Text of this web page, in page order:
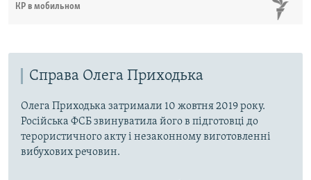
КР в мобильном
Справа Олега Приходька
Олега Приходька затримали 10 жовтня 2019 року.
Російська ФСБ звинуватила його в підготовці до
терористичного акту і незаконному виготовленні
вибухових речовин.